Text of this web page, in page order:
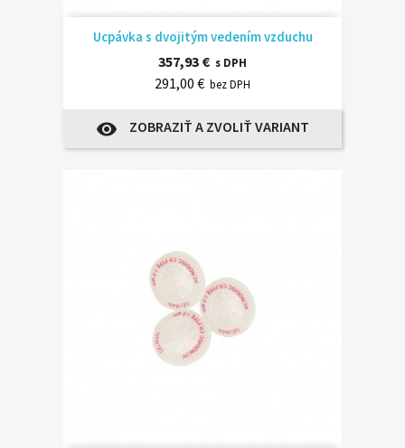
Ucpávka s dvojitým vedením vzduchu
357,93 € s DPH
291,00 € bez DPH
visibility ZOBRAZIŤ A ZVOLIŤ VARIANT